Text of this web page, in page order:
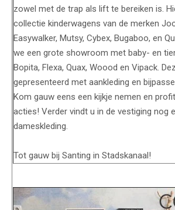
zowel met de trap als lift te bereiken is.
collectie kinderwagens van de merken
Easywalker, Mutsy, Cybex, Bugaboo, en
we een grote showroom met baby- en
Bopita, Flexa, Quax, Woood en Vipack.
gepresenteerd met aankleding en
Kom gauw eens een kijkje nemen en
acties! Verder vindt u in de vestiging nog
dameskleding.
Tot gauw bij Santing in Stadskanaal!